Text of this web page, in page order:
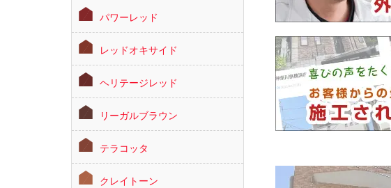
パワーレッド
レッドオキサイド
ヘリテージレッド
リーガルブラウン
テラコッタ
クレイトーン